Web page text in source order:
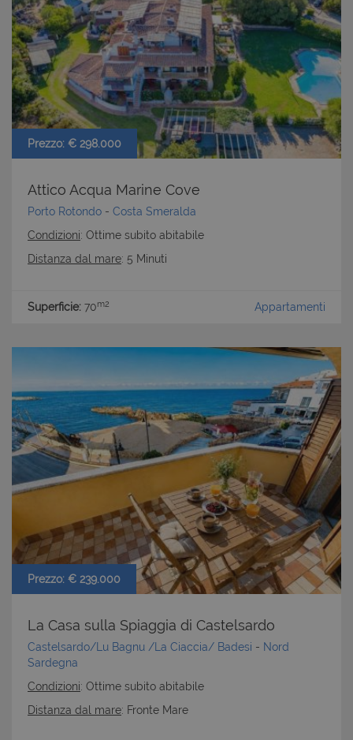
Prezzo: € 298.000
Attico Acqua Marine Cove
Porto Rotondo - Costa Smeralda
Condizioni: Ottime subito abitabile
Distanza dal mare: 5 Minuti
Superficie: 70m2 Appartamenti
Prezzo: € 239.000
La Casa sulla Spiaggia di Castelsardo
Castelsardo/Lu Bagnu /La Ciaccia/ Badesi - Nord
Sardegna
Condizioni: Ottime subito abitabile
Distanza dal mare: Fronte Mare